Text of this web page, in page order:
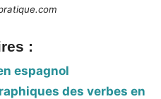
:
espagnol
des verbes en